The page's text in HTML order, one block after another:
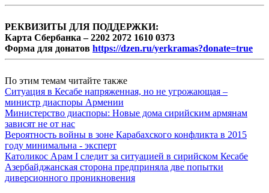
РЕКВИЗИТЫ ДЛЯ ПОДДЕРЖКИ:
Карта Сбербанка – 2202 2072 1610 0373
Форма для донатов https://dzen.ru/yerkramas?donate=true
По этим темам читайте также
Ситуация в Кесабе напряженная, но не угрожающая –
министр диаспоры Армении
Министерство диаспоры: Новые дома сирийским армянам
зависят не от нас
Вероятность войны в зоне Карабахского конфликта в 2015
году минимальна - эксперт
Католикос Арам I следит за ситуацией в сирийском Кесабе
Азербайджанская сторона предприняла две попытки
диверсионного проникновения